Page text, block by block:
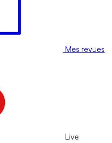
Mes revues
Live